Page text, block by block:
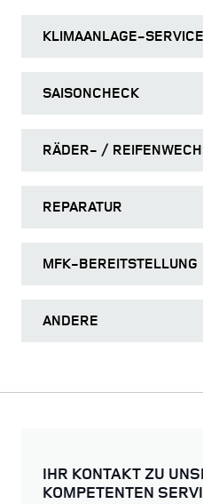
KLIMAANLAGE-SERVICE
SAISONCHECK
RÄDER- /
REPARATUR
MFK-BEREITSTELLUNG
ANDERE
IHR KONTAKT ZU
KOMPETENTEN